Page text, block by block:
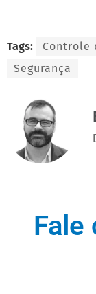
Tags: Controle
Segurança
Fale